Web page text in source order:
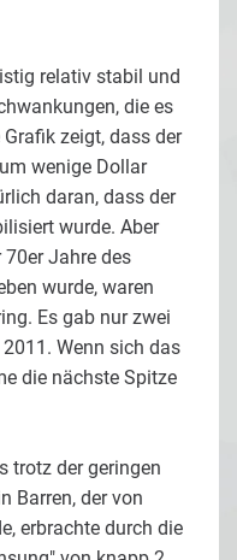
relativ stabil und
die es
zeigt, dass der
wenige Dollar
daran, dass der
wurde. Aber
Jahre des
wurde, waren
Es gab nur zwei
Wenn sich das
die nächste Spitze
trotz der geringen
Barren, der von
erbrachte durch die